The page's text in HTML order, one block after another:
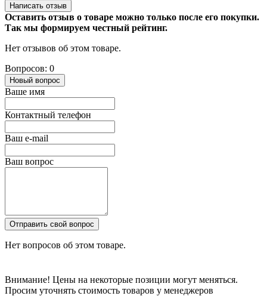
Написать отзыв
Оставить отзыв о товаре можно только после его покупки.
Так мы формируем честный рейтинг.
Нет отзывов об этом товаре.
Вопросов: 0
Новый вопрос
Ваше имя
Контактный телефон
Ваш e-mail
Ваш вопрос
Отправить свой вопрос
Нет вопросов об этом товаре.
Внимание! Цены на некоторые позиции могут меняться.
Просим уточнять стоимость товаров у менеджеров